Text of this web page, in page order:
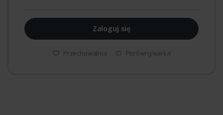
Zaloguj się
Przechowalnia Porównywarka